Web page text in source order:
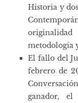
Historia y
metodología
El fallo del
febrero de
ganador,